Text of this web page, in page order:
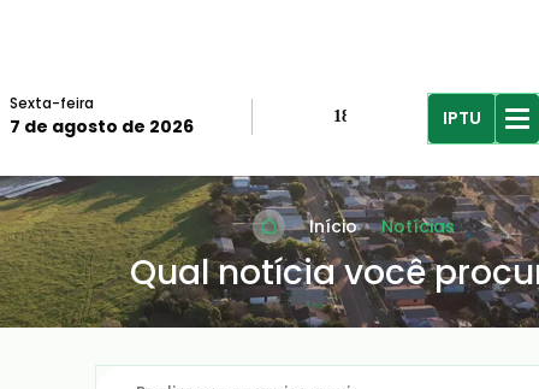
Sexta-feira
7 de agosto de 2026 18º
R$61,96IPTU
Início Notícias
Qual notícia você